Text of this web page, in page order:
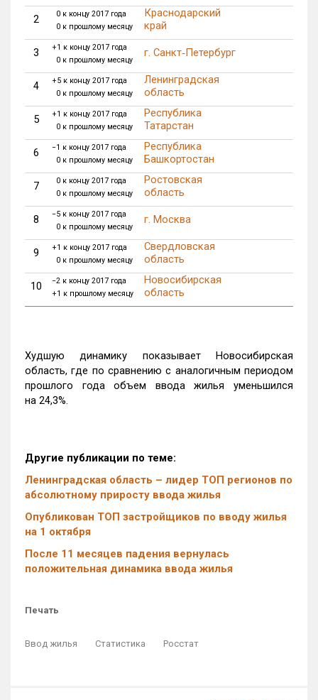
2
0 к концу 2017 года
0 к прошлому месяцу
Краснодарский
край
3
+1 к концу 2017 года
0 к прошлому месяцу
г. Санкт‑Петербург
4
+5 к концу 2017 года
0 к прошлому месяцу
Ленинградская
область
5
+1 к концу 2017 года
0 к прошлому месяцу
Республика
Татарстан
6
−1 к концу 2017 года
0 к прошлому месяцу
Республика
Башкортостан
7
0 к концу 2017 года
0 к прошлому месяцу
Ростовская
область
8
−5 к концу 2017 года
0 к прошлому месяцу
г. Москва
9
+1 к концу 2017 года
0 к прошлому месяцу
Свердловская
область
10
−2 к концу 2017 года
+1 к прошлому месяцу
Новосибирская
область
Худшую динамику показывает Новосибирская
область, где по сравнению с аналогичным периодом
прошлого года объем ввода жилья уменьшился
на 24,3%.
Другие публикации по теме:
Ленинградская область – лидер ТОП регионов по
абсолютному приросту ввода жилья
Опубликован ТОП застройщиков по вводу жилья
на 1 октября
После 11 месяцев падения вернулась
положительная динамика ввода жилья
Печать
Ввод жилья Статистика Росстат